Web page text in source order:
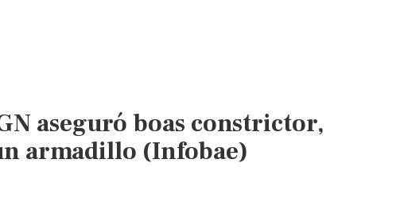
aseguró boas constrictor,
armadillo (Infobae)